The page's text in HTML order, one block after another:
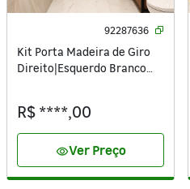
92287636
Kit Porta Madeira de Giro
Direito|Esquerdo Branco
UV Lisa Artens
R$ ****,00
visibilityVer Preço